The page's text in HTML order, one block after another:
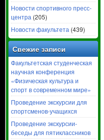
Новости спортивного пресс-
центра (205)
Новости факультета (439)
Свежие записи
Факультетская студенческая
научная конференция
«Физическая культура и
спорт в современном мире»
Проведение экскурсии для
спортсменов-учащихся
Проведение экскурсии-
беседы для пятиклассников